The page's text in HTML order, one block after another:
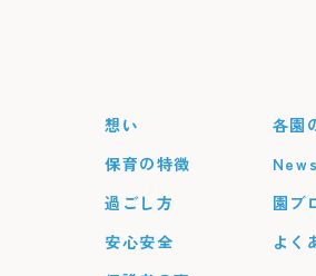
想い
保育の特徴
過ごし方
安心安全
各園
園ブ
よく